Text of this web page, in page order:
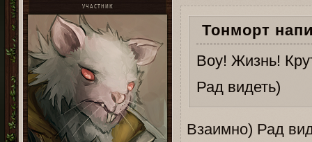
УЧАСТНИК
Тонморт
Воу! Жизнь!
Рад видеть)
Взаимно) Рад